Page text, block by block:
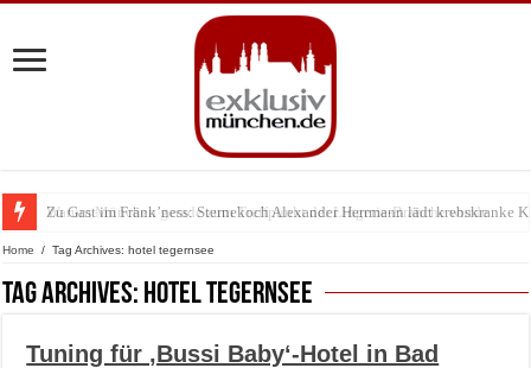
Zu Gast im Fränk’ness: Sternekoch Alexander Herrmann lädt krebskranke
Warum München gerade zum Treffpunkt der Lingerie-Branche wurde
Home / Tag Archives: hotel tegernsee
Tag Archives: hotel tegernsee
Tuning für ‚Bussi Baby‘-Hotel in Bad